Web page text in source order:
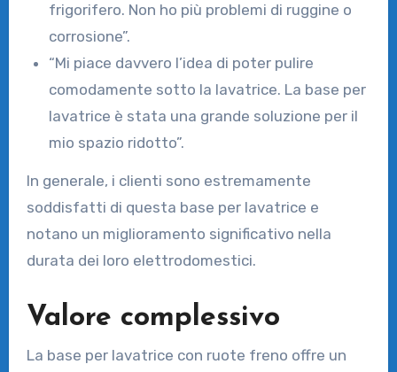
frigorifero. Non ho più problemi di ruggine o
corrosione”.
“Mi piace davvero l’idea di poter pulire
comodamente sotto la lavatrice. La base per
lavatrice è stata una grande soluzione per il
mio spazio ridotto”.
In generale, i clienti sono estremamente
soddisfatti di questa base per lavatrice e
notano un miglioramento significativo nella
durata dei loro elettrodomestici.
Valore complessivo
La base per lavatrice con ruote freno offre un